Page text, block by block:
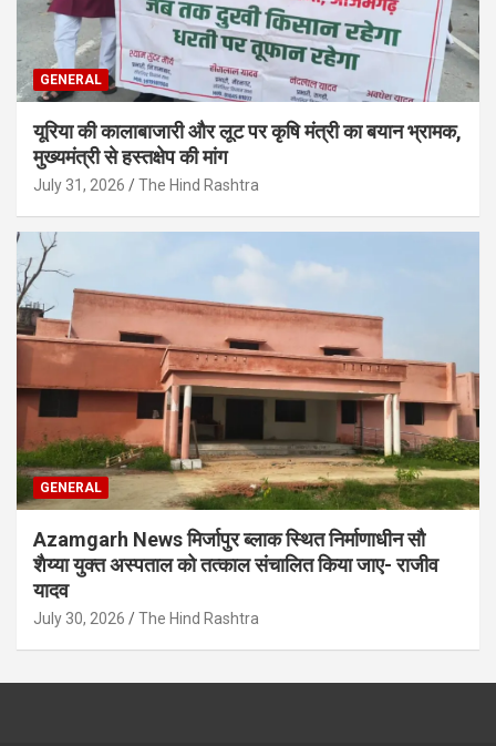
GENERAL
यूरिया की कालाबाजारी और लूट पर कृषि मंत्री का बयान भ्रामक,
मुख्यमंत्री से हस्तक्षेप की मांग
July 31, 2026 The Hind Rashtra
GENERAL
Azamgarh News मिर्जापुर ब्लाक स्थित निर्माणाधीन सौ
शैय्या युक्त अस्पताल को तत्काल संचालित किया जाए- राजीव
यादव
July 30, 2026 The Hind Rashtra